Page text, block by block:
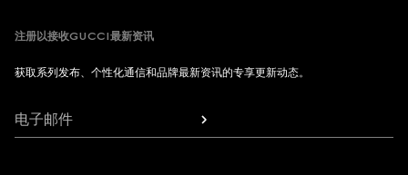
注册以接收GUCCI最新资讯
获取系列发布、个性化通信和品牌最新资讯的专享更新动态。
电子邮件